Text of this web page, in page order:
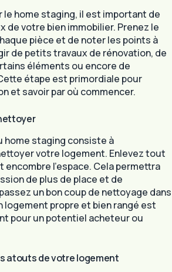
le home staging, il est important de
de votre bien immobilier. Prenez le
pièce et de noter les points à
de petits travaux de rénovation, de
éléments ou encore de
étape est primordiale pour
et savoir par où commencer.
home staging consiste à
votre logement. Enlevez tout
l’espace. Cela permettra
de plus de place et de
un bon coup de nettoyage dans
logement propre et bien rangé est
pour un potentiel acheteur ou
atouts de votre logement